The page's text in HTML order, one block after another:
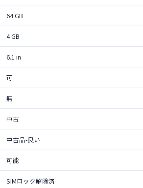
64 GB
4 GB
6.1 in
可
無
中古
中古品-良い
可能
SIMロック解除済